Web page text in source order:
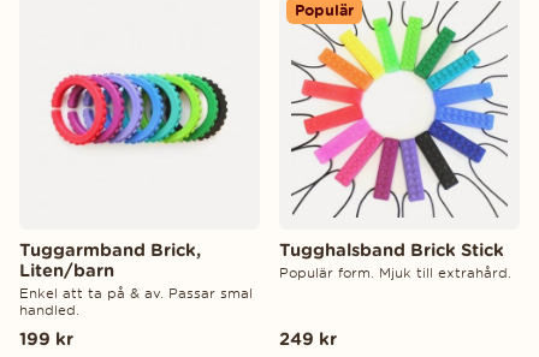
Tuggarmband Brick,
Liten/barn
Enkel att ta på & av. Passar smal
handled.
199 kr
Populär
Tugghalsband Brick Stick
Populär form. Mjuk till extrahård.
249 kr